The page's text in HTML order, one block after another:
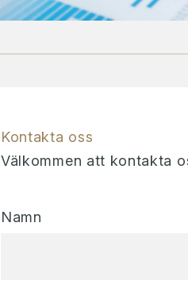
Kontakta oss
Välkommen att kontakta
Namn